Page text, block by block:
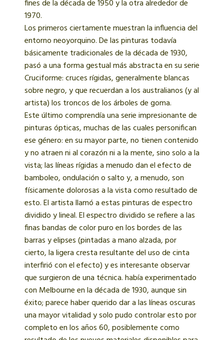
fines de la década de 1950 y la otra alrededor de
1970.
Los primeros ciertamente muestran la influencia del
entorno neoyorquino. De las pinturas todavía
básicamente tradicionales de la década de 1930,
pasó a una forma gestual más abstracta en su serie
Cruciforme: cruces rígidas, generalmente blancas
sobre negro, y que recuerdan a los australianos (y al
artista) los troncos de los árboles de goma.
Este último comprendía una serie impresionante de
pinturas ópticas, muchas de las cuales personifican
ese género: en su mayor parte, no tienen contenido
y no atraen ni al corazón ni a la mente, sino solo a la
vista; las líneas rígidas a menudo dan el efecto de
bamboleo, ondulación o salto y, a menudo, son
físicamente dolorosas a la vista como resultado de
esto. El artista llamó a estas pinturas de espectro
dividido y lineal. El espectro dividido se refiere a las
finas bandas de color puro en los bordes de las
barras y elipses (pintadas a mano alzada, por
cierto, la ligera cresta resultante del uso de cinta
interfirió con el efecto) y es interesante observar
que surgieron de una técnica. había experimentado
con Melbourne en la década de 1930, aunque sin
éxito; parece haber querido dar a las líneas oscuras
una mayor vitalidad y solo pudo controlar esto por
completo en los años 60, posiblemente como